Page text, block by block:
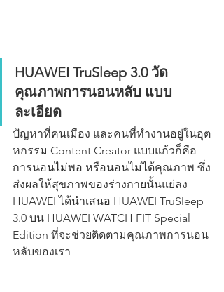
HUAWEI TruSleep 3.0 วัด
คุณภาพการนอนหลับ แบบ
ละเอียด
ปัญหาที่คนเมือง และคนที่ทำงานอยู่ในอุต
หกรรม Content Creator แบบแก้วก็คือ
การนอนไม่พอ หรือนอนไม่ได้คุณภาพ ซึ่ง
ส่งผลให้สุขภาพของร่างกายนั้นแย่ลง
HUAWEI ได้นำเสนอ HUAWEI TruSleep
3.0 บน HUAWEI WATCH FIT Special
Edition ที่จะช่วยติดตามคุณภาพการนอน
หลับของเรา